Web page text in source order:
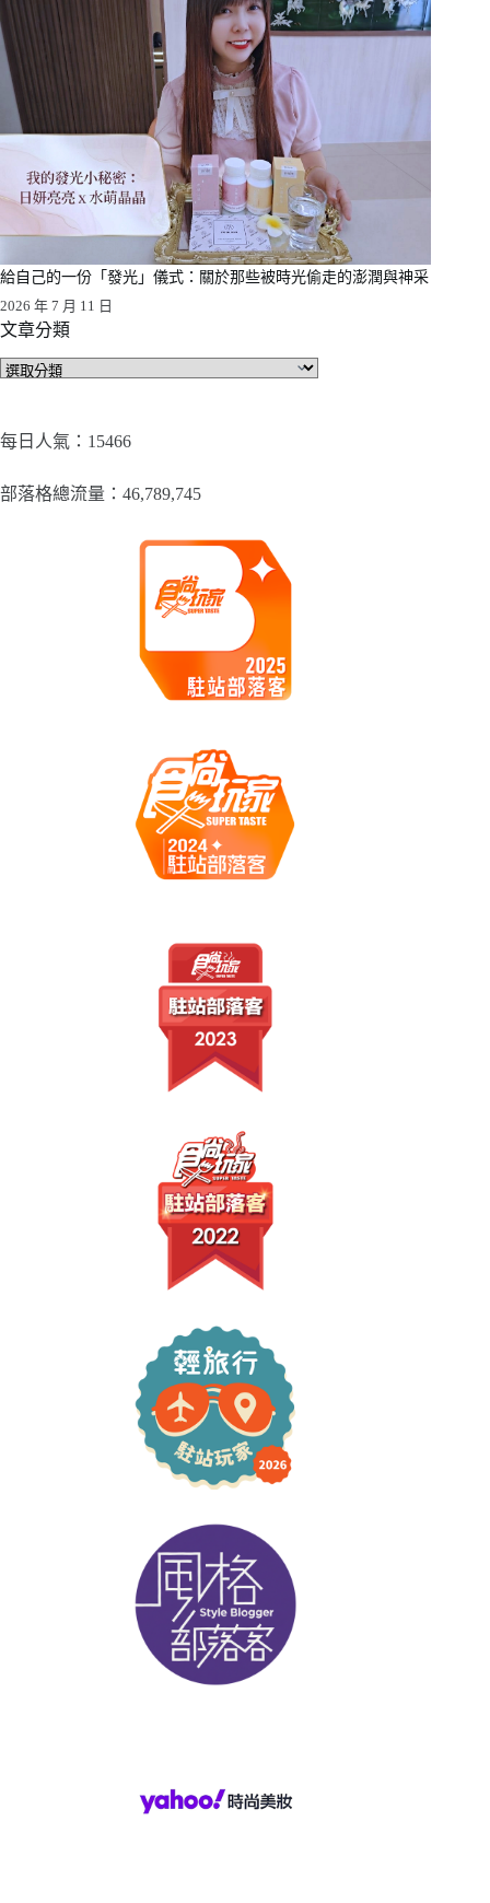
給自己的一份「發光」儀式：關於那些被時光偷走的澎潤與神采
2026 年 7 月 11 日
文章分類
文
類
每日人氣：15466
部落格總流量：​46,789,745